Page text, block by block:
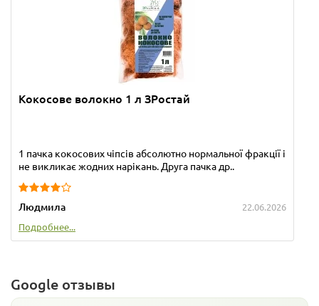
Кокосове волокно 1 л ЗРостай
1 пачка кокосових чіпсів абсолютно нормальної фракції і
не викликає жодних нарікань. Друга пачка др..
Людмила
22.06.2026
Подробнее...
Google отзывы